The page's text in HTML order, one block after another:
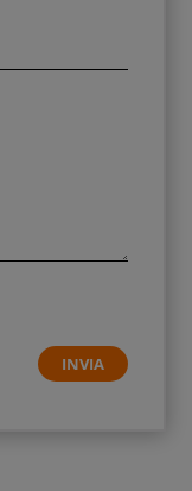
INVIA